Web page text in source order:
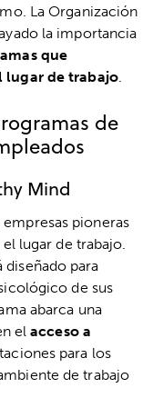
La Organización
la importancia
que
lugar de trabajo.
de
Mind
empresas pioneras
lugar de trabajo.
diseñado para
de sus
abarca una
elacceso a
para los
de trabajo